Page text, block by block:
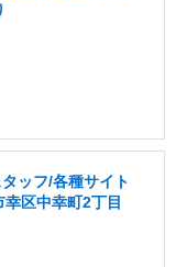
ッフ/各種サイト
区中幸町2丁目